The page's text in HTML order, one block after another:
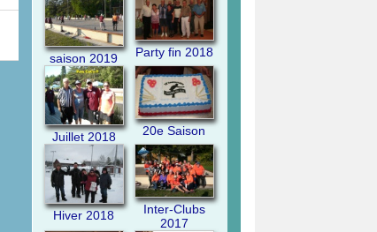
saison 2019 Party fin 2018
Juillet 2018 20e Saison
Hiver 2018
Inter-Clubs
2017